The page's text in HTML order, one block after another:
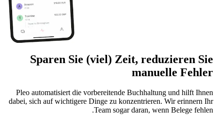
Sparen Sie (viel) Zeit, reduzieren Sie
manuelle Fehler
Pleo automatisiert die vorbereitende Buchhaltung und hilft Ihnen
dabei, sich auf wichtigere Dinge zu konzentrieren. Wir erinnern Ihr
Team sogar daran, wenn Belege fehlen.